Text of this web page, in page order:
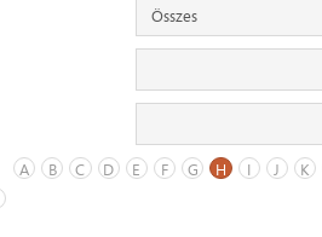
A B C D E F G H I J K